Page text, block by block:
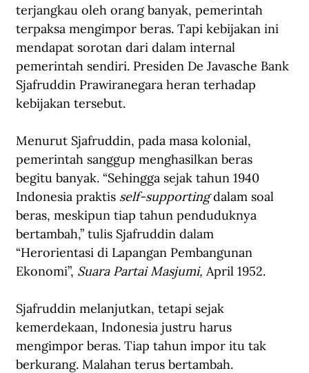
terjangkau oleh orang banyak, pemerintah
terpaksa mengimpor beras. Tapi kebijakan ini
mendapat sorotan dari dalam internal
pemerintah sendiri. Presiden De Javasche Bank
Sjafruddin Prawiranegara heran terhadap
kebijakan tersebut.
Menurut Sjafruddin, pada masa kolonial,
pemerintah sanggup menghasilkan beras
begitu banyak. “Sehingga sejak tahun 1940
Indonesia praktis self-supporting dalam soal
beras, meskipun tiap tahun penduduknya
bertambah,” tulis Sjafruddin dalam
“Herorientasi di Lapangan Pembangunan
Ekonomi”, Suara Partai Masjumi, April 1952.
Sjafruddin melanjutkan, tetapi sejak
kemerdekaan, Indonesia justru harus
mengimpor beras. Tiap tahun impor itu tak
berkurang. Malahan terus bertambah.